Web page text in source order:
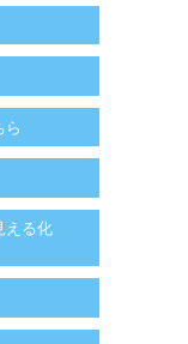
ら
える化